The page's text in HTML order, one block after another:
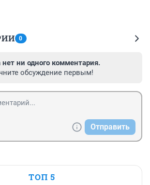
0
нет ни одного комментария.
обсуждение первым!
Отправить
ТОП 5